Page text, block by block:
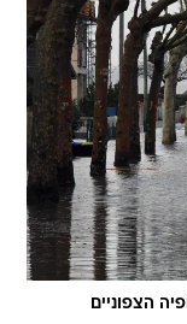
הצפוניים